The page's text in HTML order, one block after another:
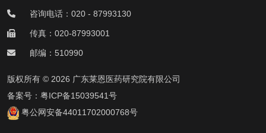
咨询电话：020 - 87993130
传真：020-87993001
邮编：510990
版权所有 © 2026 广东莱恩医药研究院有限公司
备案号： 粤ICP备15039541号
粤公网安备44011702000768号